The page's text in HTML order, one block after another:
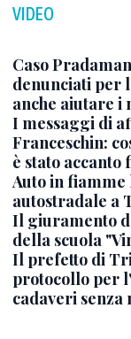
VIDEO
Caso
denunciati per
anche aiutare i
I messaggi di
Franceschin:
è stato accanto
Auto in
autostradale a
Il giuramento
della scuola
Il prefetto di
protocollo per
cadaveri senza